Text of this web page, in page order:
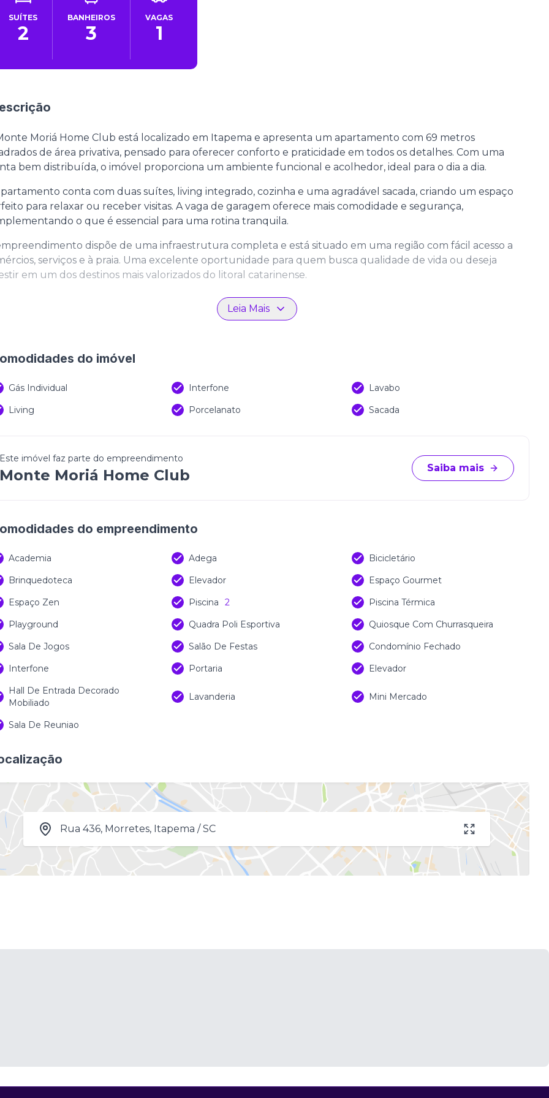
SUÍTES
2
BANHEIROS
3
VAGAS
1
Moriá Home Club está localizado em Itapema e apresenta um apartamento com 69 metros
de área privativa, pensado para oferecer conforto e praticidade em todos os detalhes. Com uma
bem distribuída, o imóvel proporciona um ambiente funcional e acolhedor, ideal para o dia a dia.
conta com duas suítes, living integrado, cozinha e uma agradável sacada, criando um espaço
para relaxar ou receber visitas. A vaga de garagem oferece mais comodidade e segurança,
o que é essencial para uma rotina tranquila.
dispõe de uma infraestrutura completa e está situado em uma região com fácil acesso a
serviços e à praia. Uma excelente oportunidade para quem busca qualidade de vida ou deseja
em um dos destinos mais valorizados do litoral catarinense.
Leia Mais
do imóvel
Gás Individual Interfone
Lavabo
Living
Porcelanato Sacada
Este imóvel faz parte do empreendimento
Monte Moriá Home Club Saiba mais
do empreendimento
Academia Adega
Bicicletário
Brinquedoteca
Elevador
Espaço Gourmet
Espaço Zen
Piscina 2
Piscina Térmica
Playground
Quadra Poli Esportiva
Quiosque Com Churrasqueira
Sala De Jogos
Salão De Festas
Condomínio Fechado
Interfone
Portaria
Elevador
Hall De Entrada Decorado
Mobiliado
Lavanderia Mini Mercado
Sala De Reuniao
Rua 436, Morretes, Itapema / SC